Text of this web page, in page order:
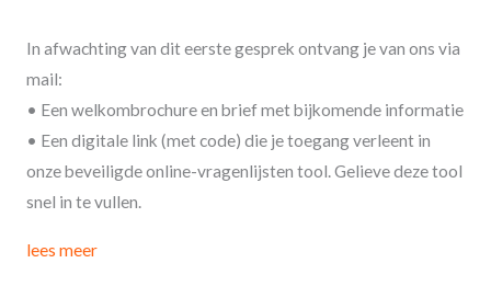
In afwachting van dit eerste gesprek ontvang je van ons via
mail:
• Een welkombrochure en brief met bijkomende informatie
• Een digitale link (met code) die je toegang verleent in
onze beveiligde online-vragenlijsten tool. Gelieve deze tool
snel in te vullen.
lees meer